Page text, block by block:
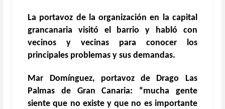
La portavoz de la organización en la capital
grancanaria visitó el barrio y habló con
vecinos y vecinas para conocer los
principales problemas y sus demandas.
Mar Domínguez, portavoz de Drago Las
Palmas de Gran Canaria: “mucha gente
siente que no existe y que no es importante